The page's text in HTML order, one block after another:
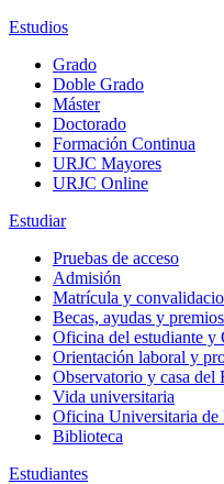
Estudios
Grado
Doble Grado
Máster
Doctorado
Formación Continua
URJC Mayores
URJC Online
Estudiar
Pruebas de acceso
Admisión
Matrícula y
Becas, ayudas y premios
Oficina del estudiante y
Orientación laboral y
Observatorio y casa del
Vida universitaria
Oficina Universitaria de
Biblioteca
Estudiantes